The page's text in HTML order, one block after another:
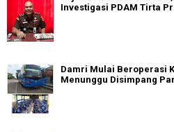
Investigasi PDAM Tirta
Damri Mulai Beroperasi
Menunggu Disimpang